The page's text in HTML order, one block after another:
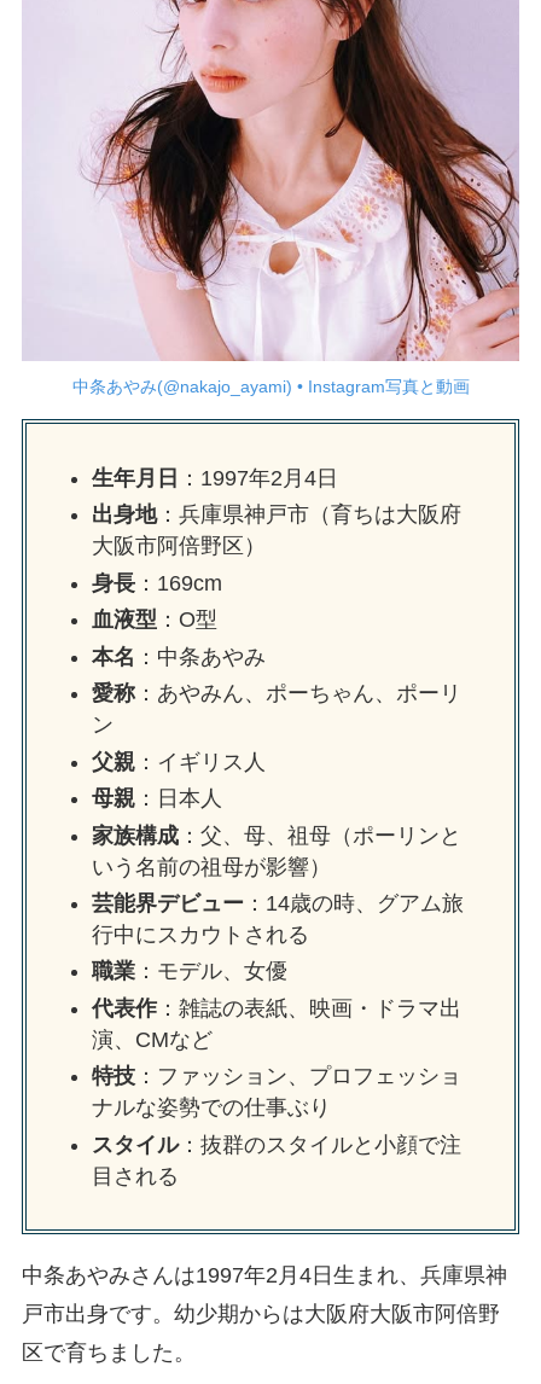
中条あやみ(@nakajo_ayami) • Instagram写真と動画
生年月日 ：1997年2月4日
出身地：兵庫県神戸市（育ちは大阪府
大阪市阿倍野区）
身長：169cm
血液型 ：O型
本名 ：中条あやみ
愛称：あやみん、ポーちゃん、ポーリ
ン
父親：イギリス人
母親：日本人
家族構成：父、母、祖母（ポーリンと
いう名前の祖母が影響）
芸能界デビュー ：14歳の時、グアム旅
行中にスカウトされる
職業：モデル、女優
代表作：雑誌の表紙、映画・ドラマ出
演、CMなど
特技：ファッション、プロフェッショ
ナルな姿勢での仕事ぶり
スタイル：抜群のスタイルと小顔で注
目される
中条あやみさんは1997年2月4日生まれ、兵庫県神
戸市出身です。幼少期からは大阪府大阪市阿倍野
区で育ちました。